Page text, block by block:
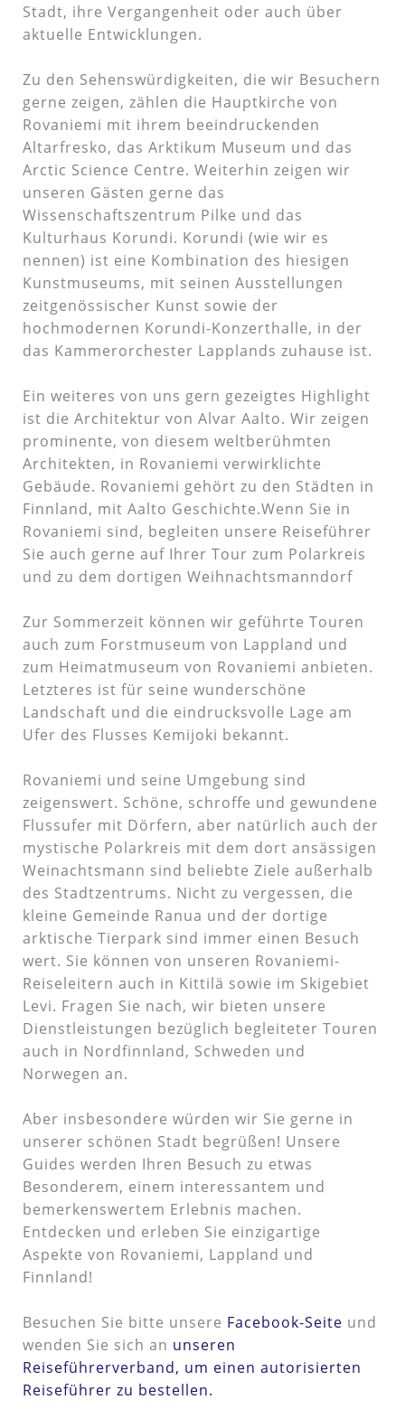
Stadt, ihre Vergangenheit oder auch über
aktuelle Entwicklungen.
Zu den Sehenswürdigkeiten, die wir Besuchern
gerne zeigen, zählen die Hauptkirche von
Rovaniemi mit ihrem beeindruckenden
Altarfresko, das Arktikum Museum und das
Arctic Science Centre. Weiterhin zeigen wir
unseren Gästen gerne das
Wissenschaftszentrum Pilke und das
Kulturhaus Korundi. Korundi (wie wir es
nennen) ist eine Kombination des hiesigen
Kunstmuseums, mit seinen Ausstellungen
zeitgenössischer Kunst sowie der
hochmodernen Korundi-Konzerthalle, in der
das Kammerorchester Lapplands zuhause ist.
Ein weiteres von uns gern gezeigtes Highlight
ist die Architektur von Alvar Aalto. Wir zeigen
prominente, von diesem weltberühmten
Architekten, in Rovaniemi verwirklichte
Gebäude. Rovaniemi gehört zu den Städten in
Finnland, mit Aalto Geschichte.Wenn Sie in
Rovaniemi sind, begleiten unsere Reiseführer
Sie auch gerne auf Ihrer Tour zum Polarkreis
und zu dem dortigen Weihnachtsmanndorf
Zur Sommerzeit können wir geführte Touren
auch zum Forstmuseum von Lappland und
zum Heimatmuseum von Rovaniemi anbieten.
Letzteres ist für seine wunderschöne
Landschaft und die eindrucksvolle Lage am
Ufer des Flusses Kemijoki bekannt.
Rovaniemi und seine Umgebung sind
zeigenswert. Schöne, schroffe und gewundene
Flussufer mit Dörfern, aber natürlich auch der
mystische Polarkreis mit dem dort ansässigen
Weinachtsmann sind beliebte Ziele außerhalb
des Stadtzentrums. Nicht zu vergessen, die
kleine Gemeinde Ranua und der dortige
arktische Tierpark sind immer einen Besuch
wert. Sie können von unseren Rovaniemi-
Reiseleitern auch in Kittilä sowie im Skigebiet
Levi. Fragen Sie nach, wir bieten unsere
Dienstleistungen bezüglich begleiteter Touren
auch in Nordfinnland, Schweden und
Norwegen an.
Aber insbesondere würden wir Sie gerne in
unserer schönen Stadt begrüßen! Unsere
Guides werden Ihren Besuch zu etwas
Besonderem, einem interessantem und
bemerkenswertem Erlebnis machen.
Entdecken und erleben Sie einzigartige
Aspekte von Rovaniemi, Lappland und
Finnland!
Besuchen Sie bitte unsere Facebook-Seite und
wenden Sie sich an unseren
Reiseführerverband, um einen autorisierten
Reiseführer zu bestellen.